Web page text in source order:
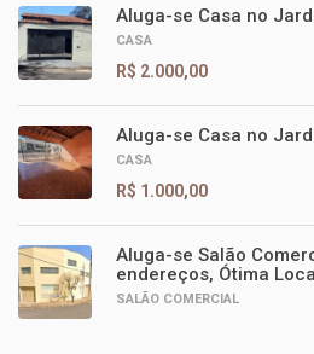
Aluga-se Casa no
CASA
R$ 2.000,00
Aluga-se Casa no
CASA
R$ 1.000,00
Aluga-se Salão
endereços, Ótima
SALÃO COMERCIAL